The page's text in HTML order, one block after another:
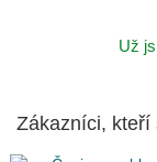
Už
Zákazníci, kteří